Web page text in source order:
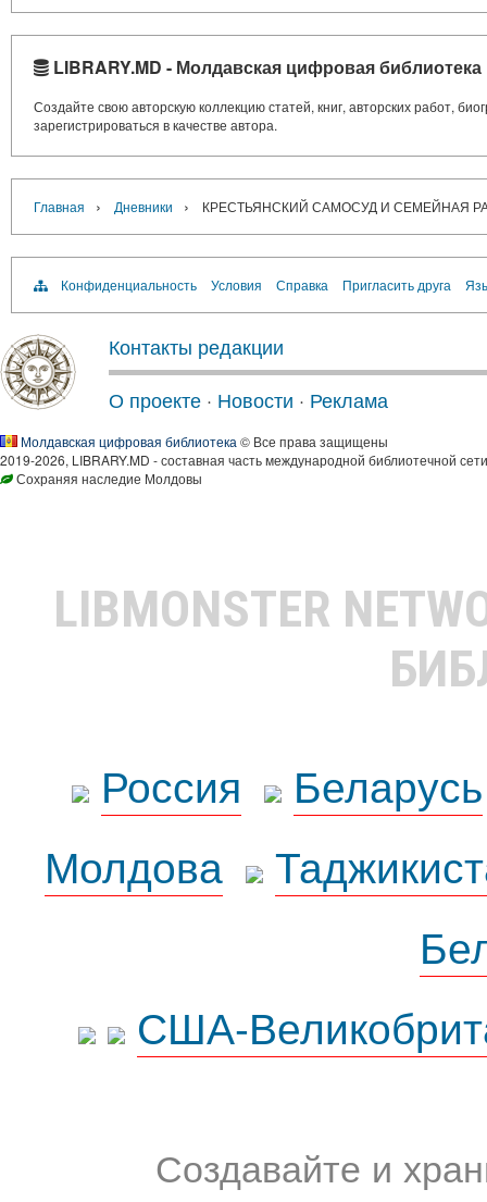
LIBRARY.MD - Молдавская цифровая библиотека
Создайте свою авторскую коллекцию статей, книг, авторских работ,
зарегистрироваться в качестве автора.
Главная › Дневники › КРЕСТЬЯНСКИЙ САМОСУД И СЕМЕЙНАЯ
Конфиденциальность Условия Справка Пригласить друга
Контакты редакции
О проекте · Новости · Реклама
Молдавская цифровая библиотека © Все права защищены
2019-2026, LIBRARY.MD - составная часть международной библиотечной
Сохраняя наследие Молдовы
LIBMONSTER
Россия
Беларусь
Молдова
США-
Создавайте и